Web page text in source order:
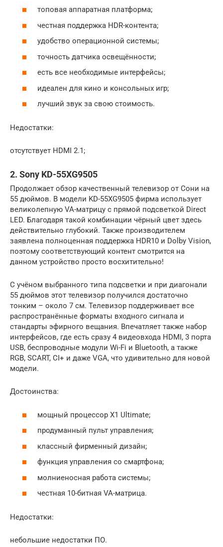
топовая аппаратная платформа;
честная поддержка HDR-контента;
удобство операционной системы;
точность датчика освещённости;
есть все необходимые интерфейсы;
идеален для кино и консольных игр;
лучший звук за свою стоимость.
Недостатки:
отсутствует HDMI 2.1;
2. Sony KD-55XG9505
Продолжает обзор качественный телевизор от Сони на
55 дюймов. В модели KD-55XG9505 фирма использует
великолепную VA-матрицу с прямой подсветкой Direct
LED. Благодаря такой комбинации чёрный цвет здесь
действительно глубокий. Также производителем
заявлена полноценная поддержка HDR10 и Dolby Vision,
поэтому соответствующий контент смотрится на
данном устройство просто восхитительно!
С учёном выбранного типа подсветки и при диагонали
55 дюймов этот телевизор получился достаточно
тонким – около 7 см. Телевизор поддерживает все
распространённые форматы входного сигнала и
стандарты эфирного вещания. Впечатляет также набор
интерфейсов, где есть сразу 4 видеовхода HDMI, 3 порта
USB, беспроводные модули Wi-Fi и Bluetooth, а также
RGB, SCART, CI+ и даже VGA, что удивительно для новой
модели.
Достоинства:
мощный процессор X1 Ultimate;
продуманный пульт управления;
классный фирменный дизайн;
функция управления со смартфона;
молниеносная работа системы;
честная 10-битная VA-матрица.
Недостатки:
небольшие недостатки ПО.